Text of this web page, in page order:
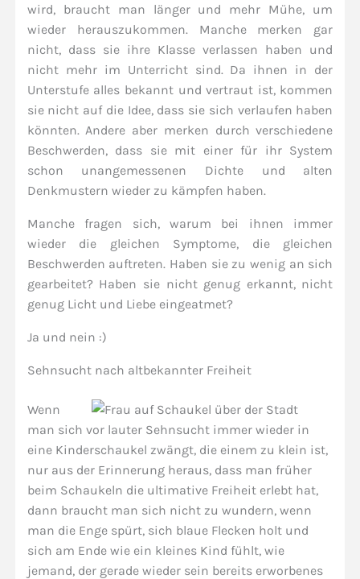
wird, braucht man länger und mehr Mühe, um
wieder herauszukommen. Manche merken gar
nicht, dass sie ihre Klasse verlassen haben und
nicht mehr im Unterricht sind. Da ihnen in der
Unterstufe alles bekannt und vertraut ist, kommen
sie nicht auf die Idee, dass sie sich verlaufen haben
könnten. Andere aber merken durch verschiedene
Beschwerden, dass sie mit einer für ihr System
schon unangemessenen Dichte und alten
Denkmustern wieder zu kämpfen haben.
Manche fragen sich, warum bei ihnen immer
wieder die gleichen Symptome, die gleichen
Beschwerden auftreten. Haben sie zu wenig an sich
gearbeitet? Haben sie nicht genug erkannt, nicht
genug Licht und Liebe eingeatmet?
Ja und nein :)
Sehnsucht nach altbekannter Freiheit
Wenn
man sich vor lauter Sehnsucht immer wieder in
eine Kinderschaukel zwängt, die einem zu klein ist,
nur aus der Erinnerung heraus, dass man früher
beim Schaukeln die ultimative Freiheit erlebt hat,
dann braucht man sich nicht zu wundern, wenn
man die Enge spürt, sich blaue Flecken holt und
sich am Ende wie ein kleines Kind fühlt, wie
jemand, der gerade wieder sein bereits erworbenes